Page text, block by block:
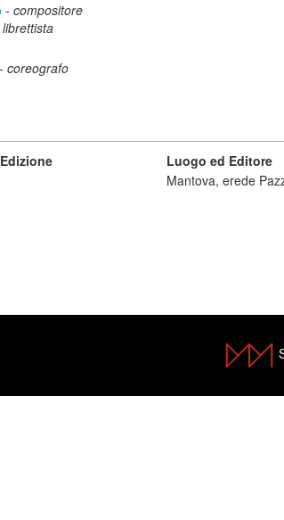
- compositore
librettista
- coreografo
Edizione
Luogo ed Editore
Mantova, erede